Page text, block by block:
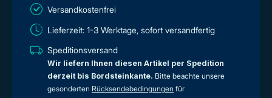
Versandkostenfrei
Lieferzeit: 1-3 Werktage, sofort versandfertig
Speditionsversand
Wir liefern Ihnen diesen Artikel per Spedition
derzeit bis Bordsteinkante. Bitte beachte unsere
gesonderten Rücksendebedingungen für